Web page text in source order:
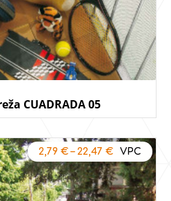
CUADRADA 05
2,79 €– 22,47 €